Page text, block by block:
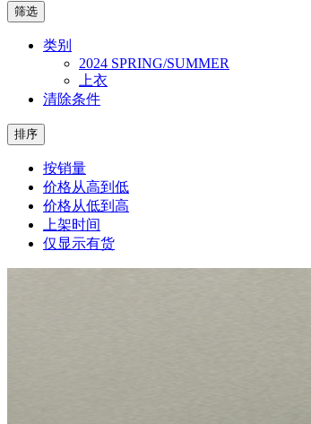
筛选
类别
2024 SPRING/SUMMER
上衣
清除条件
排序
按销量
价格从高到低
价格从低到高
上架时间
仅显示有货